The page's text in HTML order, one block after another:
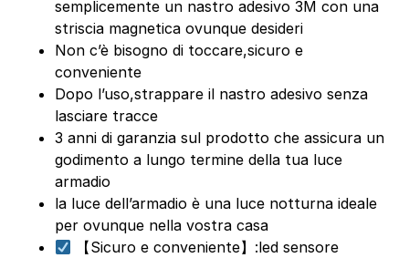
semplicemente un nastro adesivo 3M con una
striscia magnetica ovunque desideri
Non c’è bisogno di toccare,sicuro e
conveniente
Dopo l’uso,strappare il nastro adesivo senza
lasciare tracce
3 anni di garanzia sul prodotto che assicura un
godimento a lungo termine della tua luce
armadio
la luce dell’armadio è una luce notturna ideale
per ovunque nella vostra casa
【Sicuro e conveniente】:led sensore